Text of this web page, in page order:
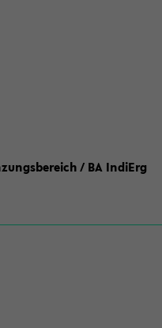
/ BA IndiErg